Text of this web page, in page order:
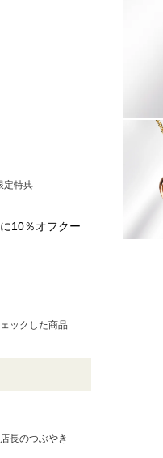
定特典
ックした商品
店長のつぶやき